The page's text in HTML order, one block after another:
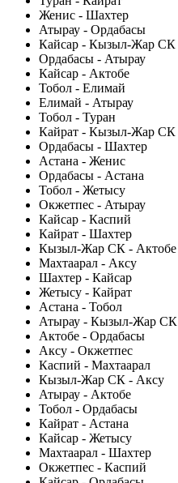
Женис - Шахтер
Атырау - Ордабасы
Кайсар - Кызыл-Жар СК
Ордабасы - Атырау
Кайсар - Актобе
Тобол - Елимай
Елимай - Атырау
Тобол - Туран
Кайрат - Кызыл-Жар СК
Ордабасы - Шахтер
Астана - Женис
Ордабасы - Астана
Тобол - Жетысу
Окжетпес - Атырау
Кайсар - Каспий
Кайрат - Шахтер
Кызыл-Жар СК - Актобе
Махтаарал - Аксу
Шахтер - Кайсар
Жетысу - Кайрат
Астана - Тобол
Атырау - Кызыл-Жар СК
Актобе - Ордабасы
Аксу - Окжетпес
Каспий - Махтаарал
Кызыл-Жар СК - Аксу
Атырау - Актобе
Тобол - Ордабасы
Кайрат - Астана
Кайсар - Жетысу
Махтаарал - Шахтер
Окжетпес - Каспий